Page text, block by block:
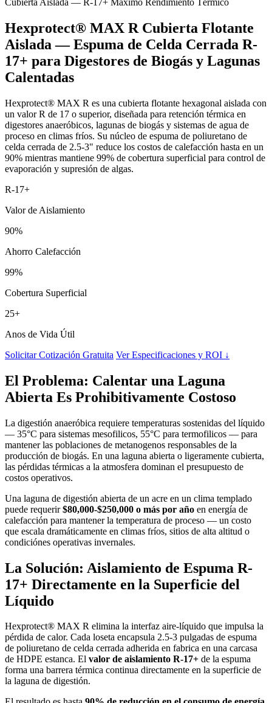
Cubierta Aislada — R-17+ Máximo Rendimiento Térmico
Hexprotect® MAX R Cubierta Flotante
Aislada — Espuma de Celda Cerrada R-
17+ para Digestores de Biogás y Lagunas
Calentadas
Hexprotect® MAX R es una cubierta flotante hexagonal aislada con
un valor R de 17 o superior, diseñada para retención térmica en
digestores anaeróbicos, lagunas de biogás y sistemas de agua de
proceso en climas fríos. Su núcleo de espuma de poliuretano de
celda cerrada de 2.5-3" reduce los costos de calefacción hasta en un
90% mientras mantiene 99% de cobertura superficial para control de
evaporación y supresión de algas.
R-17+
Valor de Aislamiento
90%
Ahorro Calefacción
99%
Cobertura Superficial
25+
Anos de Vida Útil
Solicitar Cotización Gratuita Ver Especificaciones y ROI ↓
El Problema: Calentar una Laguna
Abierta Es Prohibitivamente Costoso
La digestión anaeróbica requiere temperaturas sostenidas del líquido
— 35°C para sistemas mesofilicos, 55°C para termofilicos — para
mantener las poblaciones de metanogenos responsables de la
producción de biogás. En una laguna abierta o ligeramente cubierta,
las pérdidas térmicas a la atmosfera dominan el presupuesto de
costos operativos.
Una laguna de digestión abierta de un acre en un clima templado
puede requerir$80,000-$250,000 o más por año en energía de
calefacción para mantener la temperatura de proceso — un costo
que escala dramáticamente en climas fríos, sitios de alta altitud o
condiciónes operativas invernales.
La Solución: Aislamiento de Espuma R-
17+ Directamente en la Superficie del
Líquido
Hexprotect® MAX R elimina la interfaz aire-líquido que impulsa la
pérdida de calor. Cada loseta encapsula 2.5-3 pulgadas de espuma
de poliuretano de celda cerrada adherida en fabrica en una carcasa
de HDPE estanca. El valor de aislamiento R-17+ de la espuma
forma una barrera térmica continua directamente en la superficie de
la laguna de digestión.